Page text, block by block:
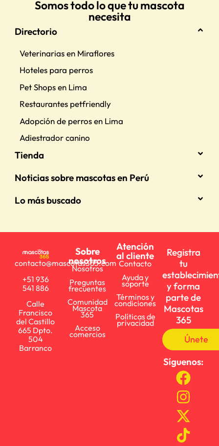
Somos todo lo que tu mascota
necesita
Directorio
Veterinarias en Miraflores
Hoteles para perros
Pet Shops en Lima
Restaurantes petfriendly
Adopción de perros en Lima
Adiestrador canino
Tienda
Noticias sobre mascotas en Perú
Lo más buscado
contacto@mascotas365.com
+51 936
541 886
Calle
Francisco
del Castillo
665 Dpto.
504
Barranco
Sobre
nosotros
Nosotros
Preguntas
frecuentes
Comunidad
Mascota
365
Acceso
comercios
Atención
al cliente
Contacto
Ayuda y
soporte
Términos y
condiciones
Políticas de
privacidad
Registra
tu
y forma
parte de
Mascotas
365
Únete
Síguenos: